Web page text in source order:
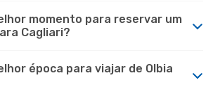
momento para reservar um
Cagliari?
época para viajar de Olbia